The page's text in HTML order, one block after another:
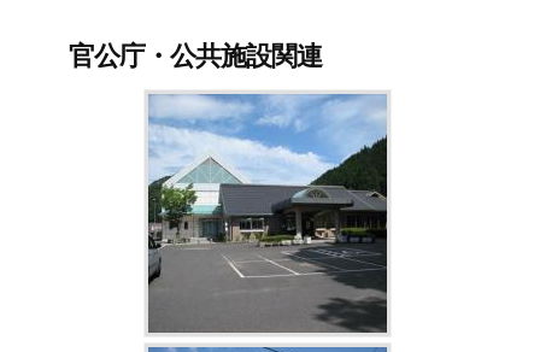
官公庁・公共施設関連